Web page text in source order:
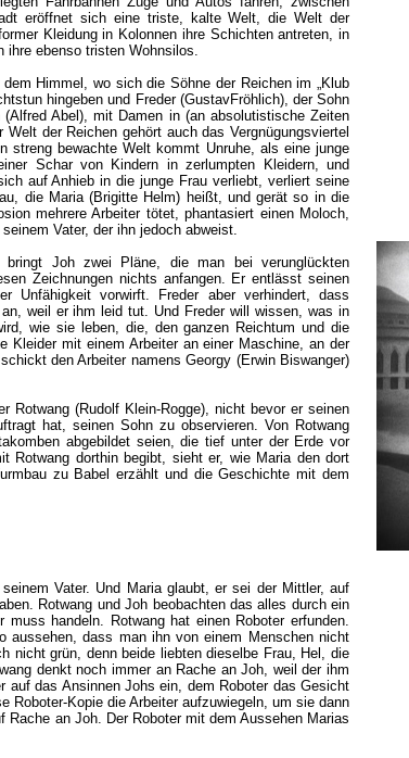
eröffnet sich eine triste, kalte Welt, die Welt der
Kleidung in Kolonnen ihre Schichten antreten, in
ihre ebenso tristen Wohnsilos.
Himmel, wo sich die Söhne der Reichen im „Klub
hingeben und Freder (GustavFröhlich), der Sohn
Abel), mit Damen in (an absolutistische Zeiten
der Reichen gehört auch das Vergnügungsviertel
streng bewachte Welt kommt Unruhe, als eine junge
Schar von Kindern in zerlumpten Kleidern, und
auf Anhieb in die junge Frau verliebt, verliert seine
die Maria (Brigitte Helm) heißt, und gerät so in die
mehrere Arbeiter tötet, phantasiert einen Moloch,
Vater, der ihn jedoch abweist.
bringt Joh zwei Pläne, die man bei verunglückten
Zeichnungen nichts anfangen. Er entlässt seinen
Unfähigkeit vorwirft. Freder aber verhindert, dass
weil er ihm leid tut. Und Freder will wissen, was in
wie sie leben, die, den ganzen Reichtum und die
Kleider mit einem Arbeiter an einer Maschine, an der
den Arbeiter namens Georgy (Erwin Biswanger)
Rotwang (Rudolf Klein-Rogge), nicht bevor er seinen
hat, seinen Sohn zu observieren. Von Rotwang
abgebildet seien, die tief unter der Erde vor
Rotwang dorthin begibt, sieht er, wie Maria den dort
zu Babel erzählt und die Geschichte mit dem
Vater. Und Maria glaubt, er sei der Mittler, auf
Rotwang und Joh beobachten das alles durch ein
handeln. Rotwang hat einen Roboter erfunden.
aussehen, dass man ihn von einem Menschen nicht
nicht grün, denn beide liebten dieselbe Frau, Hel, die
denkt noch immer an Rache an Joh, weil der ihm
auf das Ansinnen Johs ein, dem Roboter das Gesicht
Roboter-Kopie die Arbeiter aufzuwiegeln, um sie dann
Rache an Joh. Der Roboter mit dem Aussehen Marias